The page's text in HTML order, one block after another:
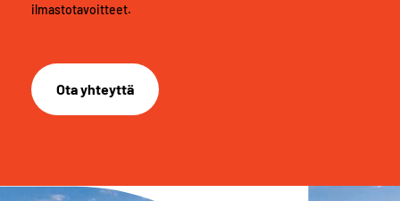
ilmastotavoitteet.
Ota yhteyttä